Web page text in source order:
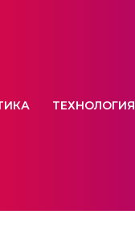
ТЕХНОЛОГИЯ